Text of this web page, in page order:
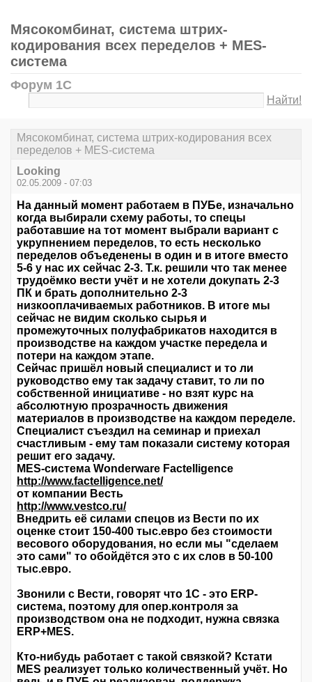
Мясокомбинат, система штрих-
кодирования всех переделов + MES-
система
Форум 1С
Найти!
Мясокомбинат, система штрих-кодирования всех
переделов + MES-система
Looking
02.05.2009 - 07:03
На данный момент работаем в ПУБе, изначально
когда выбирали схему работы, то спецы
работавшие на тот момент выбрали вариант с
укрупнением переделов, то есть несколько
переделов объеденены в один и в итоге вместо
5-6 у нас их сейчас 2-3. Т.к. решили что так менее
трудоёмко вести учёт и не хотели докупать 2-3
ПК и брать дополнительно 2-3
низкооплачиваемых работников. В итоге мы
сейчас не видим сколько сырья и
промежуточных полуфабрикатов находится в
производстве на каждом участке передела и
потери на каждом этапе.
Сейчас пришёл новый специалист и то ли
руководство ему так задачу ставит, то ли по
собственной инициативе - но взят курс на
абсолютную прозрачность движения
материалов в производстве на каждом переделе.
Специалист съездил на семинар и приехал
счастливым - ему там показали систему которая
решит его задачу.
MES-система Wonderware Factelligence
http://www.factelligence.net/
от компании Весть
http://www.vestco.ru/
Внедрить её силами спецов из Вести по их
оценке стоит 150-400 тыс.евро без стоимости
весового оборудования, но если мы "сделаем
это сами" то обойдётся это с их слов в 50-100
тыс.евро.
Звонили с Вести, говорят что 1С - это ERP-
система, поэтому для опер.контроля за
производством она не подходит, нужна связка
ERP+MES.
Кто-нибудь работает с такой связкой? Кстати
MES реализует только количественный учёт. Но